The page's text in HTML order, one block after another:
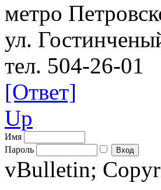
метро
ул.
тел. 504-26-01
[Ответ]
Up
Имя
Пароль
vBulletin;